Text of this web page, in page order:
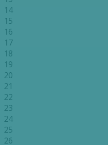
14
15
16
17
18
19
20
21
22
23
24
25
26